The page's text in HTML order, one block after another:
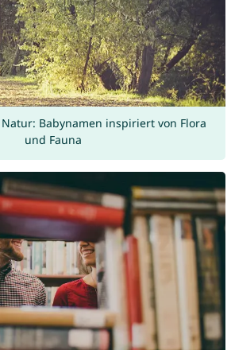
Babynamen inspiriert von Flora
und Fauna